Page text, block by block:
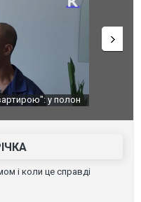
у полон
Салаха
Одесу
ураганним
і коли це справді